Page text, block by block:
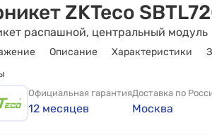
ZKTeco
распашной, центральный модуль
Описание Характеристики
Официальная гарантия
12 месяцев
Доставка по
Москва